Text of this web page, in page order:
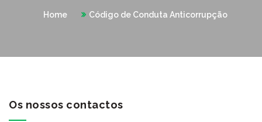
Home Código de Conduta Anticorrupção
Os nossos contactos